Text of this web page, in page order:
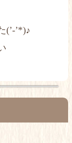
(’-’*)♪